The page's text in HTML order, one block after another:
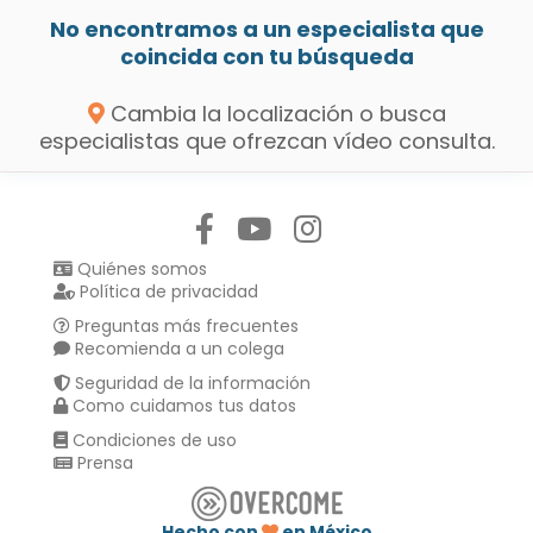
No encontramos a un especialista que
coincida con tu búsqueda
Cambia la localización o busca
especialistas que ofrezcan vídeo consulta.
Quiénes somos
Política de privacidad
Preguntas más frecuentes
Recomienda a un colega
Seguridad de la información
Como cuidamos tus datos
Condiciones de uso
Prensa